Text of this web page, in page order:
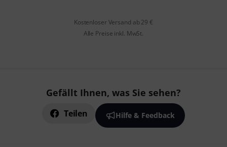
Kostenloser Versand ab 29 €
Alle Preise inkl. MwSt.
Gefällt Ihnen, was Sie sehen?
Teilen Hilfe & Feedback